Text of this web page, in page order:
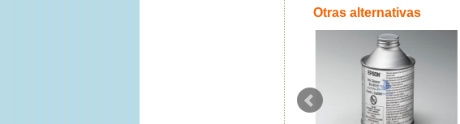
Otras alternativas